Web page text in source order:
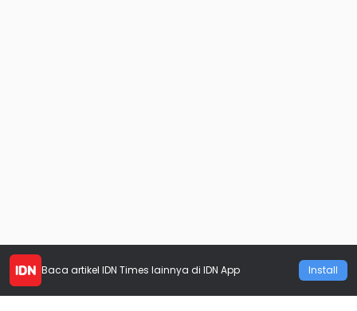
Baca artikel IDN Times lainnya di IDN App Install